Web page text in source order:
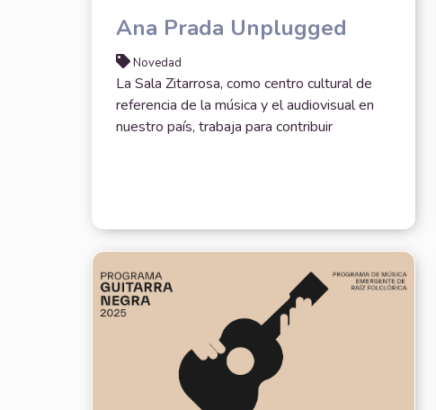
Ana Prada Unplugged
Novedad
La Sala Zitarrosa, como centro cultural de
referencia de la música y el audiovisual en
nuestro país, trabaja para contribuir